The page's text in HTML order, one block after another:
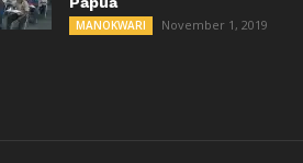
MANOKWARI November 1, 2019